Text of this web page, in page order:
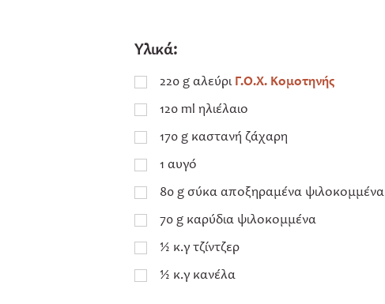
Υλικά:
220 g αλεύριΓ.Ο.Χ. Κομοτηνής
120 ml ηλιέλαιο
170 g καστανή ζάχαρη
1 αυγό
80 g σύκα αποξηραμένα ψιλοκομμένα
70 g καρύδια ψιλοκομμένα
½ κ.γ τζίντζερ
½ κ.γ κανέλα